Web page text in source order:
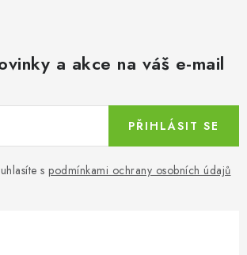
a akce na váš e-mail
s podmínkami ochrany osobních údajů
PŘIHLÁSIT SE